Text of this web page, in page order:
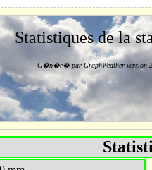
Statistiques de la
G�n�r� par GraphWeather version